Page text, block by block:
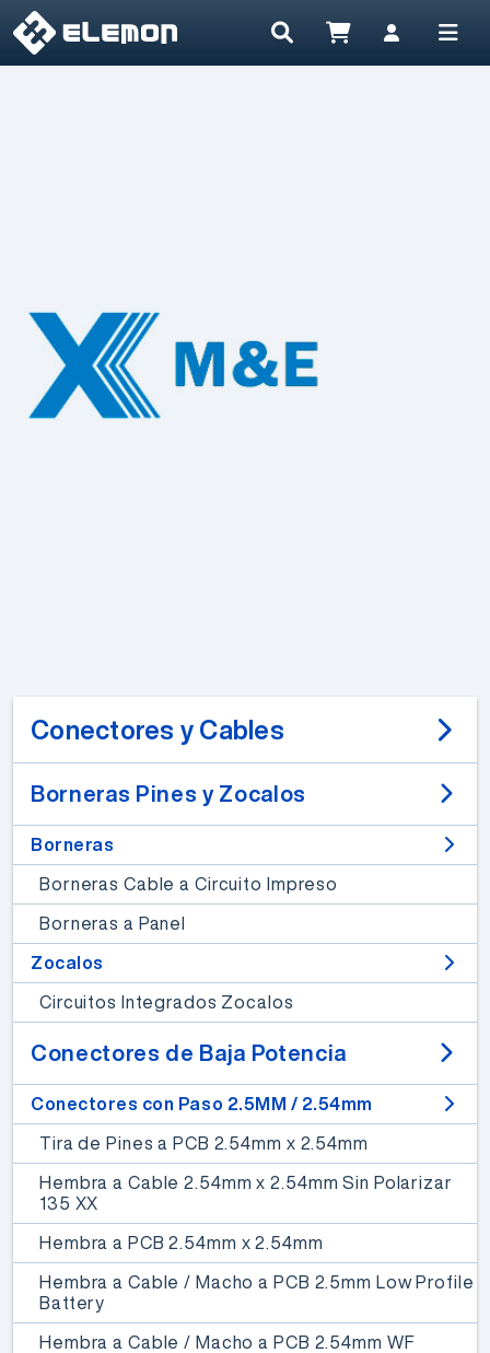
Conectores y Cables
Borneras Pines y Zocalos
Borneras
Borneras Cable a Circuito Impreso
Borneras a Panel
Zocalos
Circuitos Integrados Zocalos
Conectores de Baja Potencia
Conectores con Paso 2.5MM / 2.54mm
Tira de Pines a PCB 2.54mm x 2.54mm
Hembra a Cable 2.54mm x 2.54mm Sin Polarizar
135 XX
Hembra a PCB 2.54mm x 2.54mm
Hembra a Cable / Macho a PCB 2.5mm Low Profile
Battery
Hembra a Cable / Macho a PCB 2.54mm WF